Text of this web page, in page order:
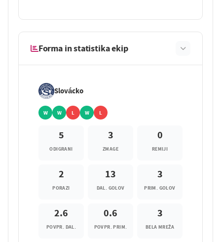
Forma in statistika ekip
Slovácko
W W L W L
5
ODIGRANI
3
ZMAGE
0
REMIJI
2
PORAZI
13
DAL. GOLOV
3
PRIM. GOLOV
2.6
POVPR. DAL.
0.6
POVPR. PRIM.
3
BELA MREŽA